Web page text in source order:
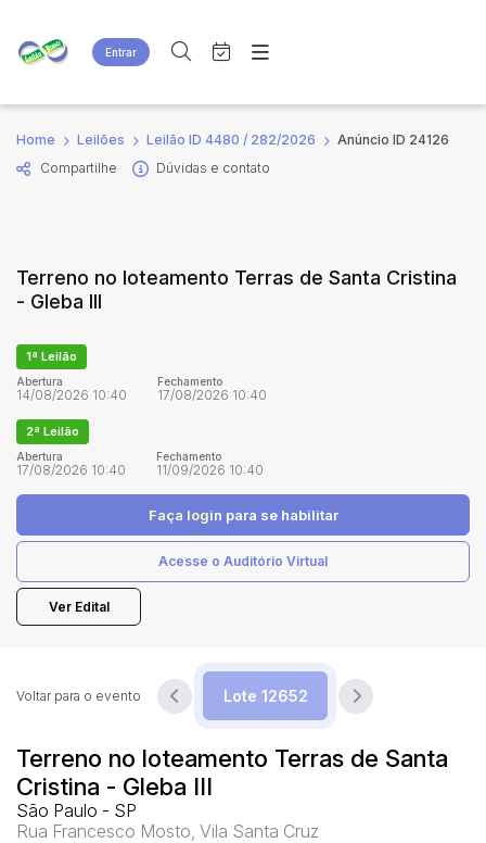
Entrar
Criar conta Entrar
Site
Agenda
Quem Somos
Busca por palavra-chave
Estados Cidade
Bairro
Judiciais
Faixa de valor
R$
Quem Somos
Home Leilões Leilão ID 4480 / 282/2026
Anúncio ID 24126
Compartilhe
Dúvidas e contato
Terreno no loteamento Terras de Santa Cristina
- Gleba III
1ª Leilão
Abertura
14/08/2026 10:40
Fechamento
17/08/2026 10:40
2ª Leilão
Abertura
17/08/2026 10:40
Fechamento
11/09/2026 10:40
Faça login para se habilitar
Acesse o Auditório Virtual
Ver Edital
Terreno no loteamento Terras de Santa
Cristina - Gleba III
São Paulo - SP
Rua Francesco Mosto, Vila Santa Cruz
Voltar para o evento